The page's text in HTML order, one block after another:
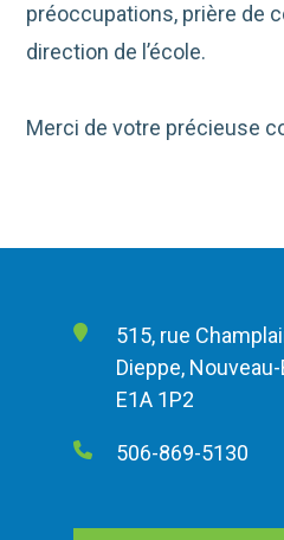
préoccupations, prière de
direction de l’école.
Merci de votre précieuse
515, rue
Dieppe,
E1A 1P2
506-869-5130